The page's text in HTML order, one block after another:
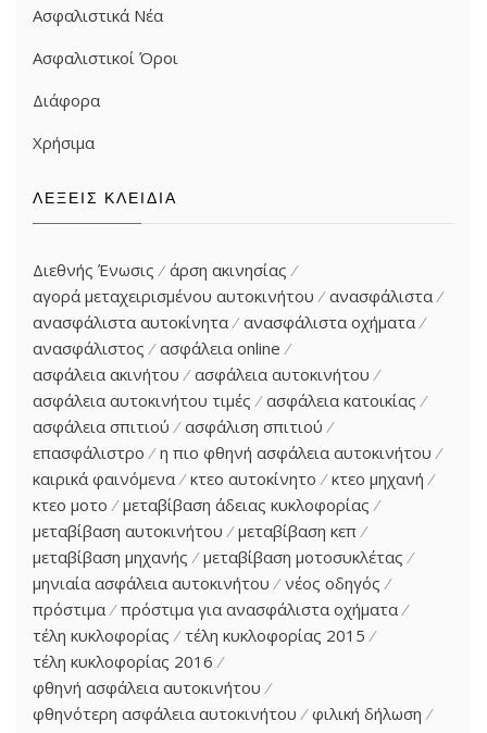
Ασφαλιστικά Νέα
Ασφαλιστικοί Όροι
Διάφορα
Χρήσιμα
ΛΈΞΕΙΣ ΚΛΕΙΔΙΆ
Διεθνής Ένωσις
άρση ακινησίας
αγορά μεταχειρισμένου αυτοκινήτου
ανασφάλιστα
ανασφάλιστα αυτοκίνητα
ανασφάλιστα οχήματα
ανασφάλιστος
ασφάλεια online
ασφάλεια ακινήτου
ασφάλεια αυτοκινήτου
ασφάλεια αυτοκινήτου τιμές
ασφάλεια κατοικίας
ασφάλεια σπιτιού
ασφάλιση σπιτιού
επασφάλιστρο
η πιο φθηνή ασφάλεια αυτοκινήτου
καιρικά φαινόμενα
κτεο αυτοκίνητο
κτεο μηχανή
κτεο μοτο
μεταβίβαση άδειας κυκλοφορίας
μεταβίβαση αυτοκινήτου
μεταβίβαση κεπ
μεταβίβαση μηχανής
μεταβίβαση μοτοσυκλέτας
μηνιαία ασφάλεια αυτοκινήτου
νέος οδηγός
πρόστιμα
πρόστιμα για ανασφάλιστα οχήματα
τέλη κυκλοφορίας
τέλη κυκλοφορίας 2015
τέλη κυκλοφορίας 2016
φθηνή ασφάλεια αυτοκινήτου
φθηνότερη ασφάλεια αυτοκινήτου
φιλική δήλωση